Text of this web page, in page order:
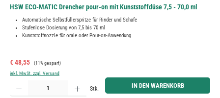
HSW ECO-MATIC Drencher pour-on mit Kunststoffdüse 7,5 - 70,0 ml
Automatische Selbstfüllerspritze für Rinder und Schafe
Stufenlose Dosierung von 7,5 bis 70 ml
Kunststoffnozzle für orale oder Pour-on-Anwendung
Verkaufspreis:
€ 48,55 Regulärer Preis:
(11% gespart)
inkl. MwSt. zzgl. Versand
Produkt Anzahl: Gib den gewünschten Wert ein oder benutze die Schaltflächen um die Anzahl zu
Stk. IN DEN WARENKORB